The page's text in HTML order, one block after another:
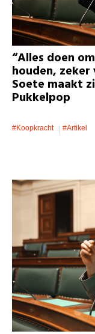
“Alles doen
houden, zeker
Soete maakt
Pukkelpop
#koopkracht
#artikel